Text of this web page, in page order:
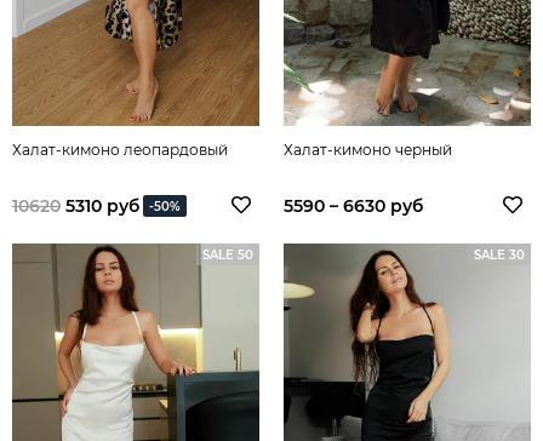
Халат-кимоно леопардовый
10620 5310 руб -50%
Халат-кимоно черный
5590 – 6630 руб
SALE 50 SALE 30